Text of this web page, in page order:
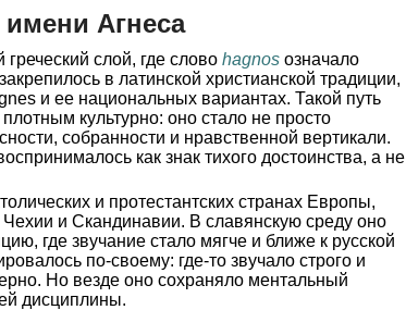
Агнеса
слой, где слово hagnos означало
в латинской христианской традиции,
и ее национальных вариантах. Такой путь
культурно: оно стало не просто
собранности и нравственной вертикали.
как знак тихого достоинства, а не
и протестантских странах Европы,
и Скандинавии. В славянскую среду оно
где звучание стало мягче и ближе к русской
по-своему: где-то звучало строго и
Но везде оно сохраняло ментальный
дисциплины.